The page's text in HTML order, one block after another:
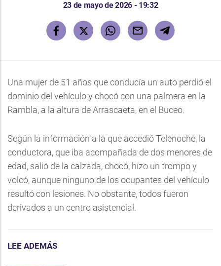
23 de mayo de 2026 - 19:32
Una mujer de 51 años que conducía un auto perdió el
dominio del vehículo y chocó con una palmera en la
Rambla, a la altura de Arrascaeta, en el Buceo.
Según la información a la que accedió Telenoche, la
conductora, que iba acompañada de dos menores de
edad, salió de la calzada, chocó, hizo un trompo y
volcó, aunque ninguno de los ocupantes del vehículo
resultó con lesiones. No obstante, todos fueron
derivados a un centro asistencial.
LEE ADEMÁS